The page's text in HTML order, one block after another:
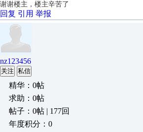
谢谢楼主，楼主辛苦了
回复 引用 举报
nz123456
关注 私信
精华：0帖
求助：0帖
帖子：0帖 | 177回
年度积分：0